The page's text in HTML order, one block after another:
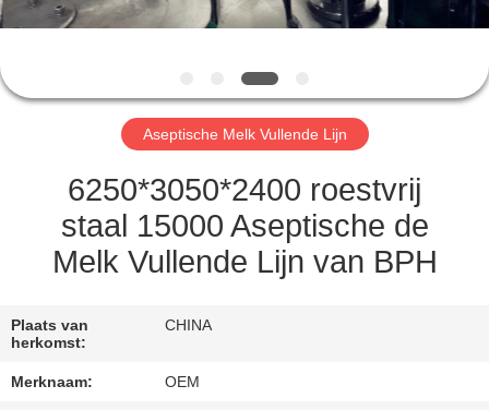
VERZOEK
CITAAT
PRIVACY
POLICY
Aseptische Melk Vullende Lijn
6250*3050*2400 roestvrij
staal 15000 Aseptische de
Melk Vullende Lijn van BPH
Plaats van
herkomst:
CHINA
Merknaam: OEM